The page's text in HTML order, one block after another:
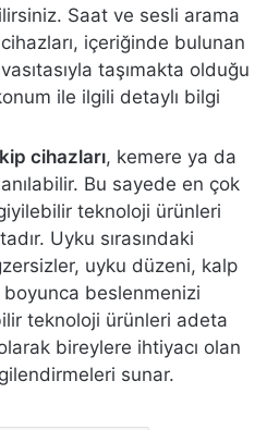
Saat ve sesli arama
içeriğinde bulunan
taşımakta olduğu
ile ilgili detaylı bilgi
cihazları, kemere ya da
Bu sayede en çok
teknoloji ürünleri
Uyku sırasındaki
uyku düzeni, kalp
boyunca beslenmenizi
teknoloji ürünleri adeta
bireylere ihtiyacı olan
sunar.